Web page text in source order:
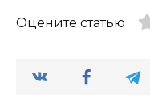
Оцените статью